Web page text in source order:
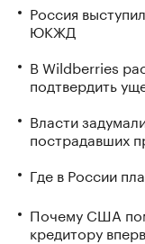
Россия
ЮКЖД
В Wildberries
подтвердить
Власти
пострадавших
Где в России
Почему США
кредитору